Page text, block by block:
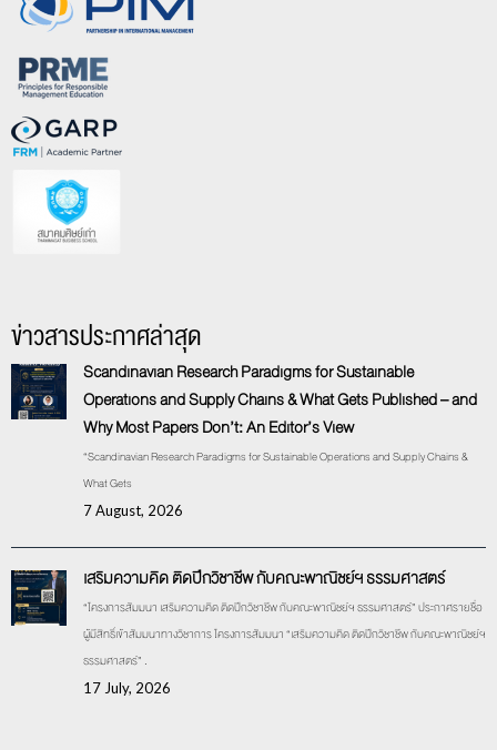
ข่าวสารประกาศล่าสุด
Scandinavian Research Paradigms for Sustainable
Operations and Supply Chains & What Gets Published – and
Why Most Papers Don’t: An Editor’s View
“Scandinavian Research Paradigms for Sustainable Operations and Supply Chains &
What Gets
7 August, 2026
เสริมความคิด ติดปีกวิชาชีพ กับคณะพาณิชย์ฯ ธรรมศาสตร์
“โครงการสัมมนา เสริมความคิด ติดปีกวิชาชีพ กับคณะพาณิชย์ฯ ธรรมศาสตร์” ประกาศรายชื่อ
ผู้มีสิทธิ์เข้าสัมมนาทางวิชาการ โครงการสัมมนา “เสริมความคิด ติดปีกวิชาชีพ กับคณะพาณิชย์ฯ
ธรรมศาสตร์” .
17 July, 2026